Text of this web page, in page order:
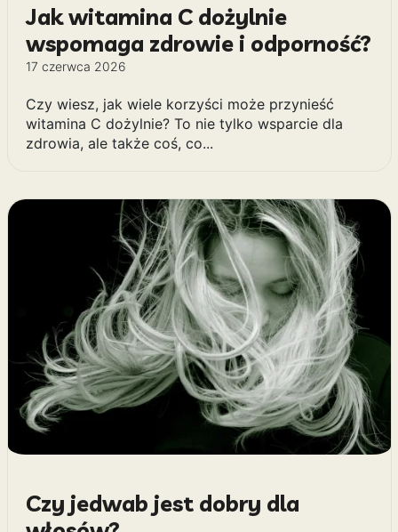
Jak witamina C dożylnie
wspomaga zdrowie i odporność?
17 czerwca 2026
Czy wiesz, jak wiele korzyści może przynieść
witamina C dożylnie? To nie tylko wsparcie dla
zdrowia, ale także coś, co...
Czy jedwab jest dobry dla